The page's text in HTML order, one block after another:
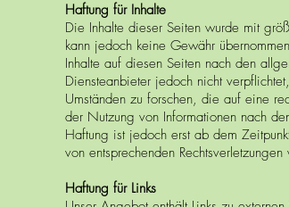
Haftung für Inhalte
Die Inhalte dieser Seiten wurde mit
kann jedoch keine Gewähr
Inhalte auf diesen Seiten nach den
Diensteanbieter jedoch nicht
Umständen zu forschen, die auf eine
der Nutzung von Informationen nach
Haftung ist jedoch erst ab dem
von entsprechenden
Haftung für Links